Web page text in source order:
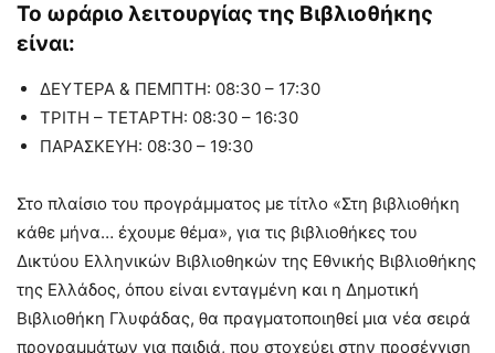
Το ωράριο λειτουργίας της Βιβλιοθήκης
είναι:
ΔΕΥΤΕΡΑ & ΠΕΜΠΤΗ: 08:30 – 17:30
ΤΡΙΤΗ – ΤΕΤΑΡΤΗ: 08:30 – 16:30
ΠΑΡΑΣΚΕΥΗ: 08:30 – 19:30
Στο πλαίσιο του προγράμματος με τίτλο «Στη βιβλιοθήκη
κάθε μήνα… έχουμε θέμα», για τις βιβλιοθήκες του
Δικτύου Ελληνικών Βιβλιοθηκών της Εθνικής Βιβλιοθήκης
της Ελλάδος, όπου είναι ενταγμένη και η Δημοτική
Βιβλιοθήκη Γλυφάδας, θα πραγματοποιηθεί μια νέα σειρά
προγραμμάτων για παιδιά, που στοχεύει στην προσέγγιση